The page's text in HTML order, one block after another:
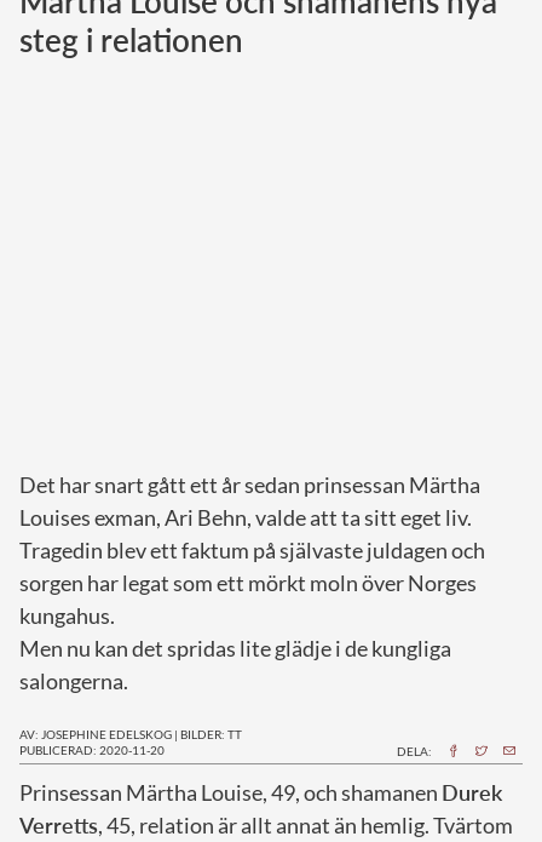
Norska kungahuset
steg i relationen
Det har snart gått ett år sedan prinsessan Märtha
Louises exman, Ari Behn, valde att ta sitt eget liv.
Tragedin blev ett faktum på självaste juldagen och
sorgen har legat som ett mörkt moln över Norges
kungahus.
Men nu kan det spridas lite glädje i de kungliga
salongerna.
AV: JOSEPHINE EDELSKOG | BILDER: TT
PUBLICERAD: 2020-11-20
DELA:
Prinsessan Märtha Louise, 49, och shamanen Durek
Verretts, 45, relation är allt annat än hemlig. Tvärtom